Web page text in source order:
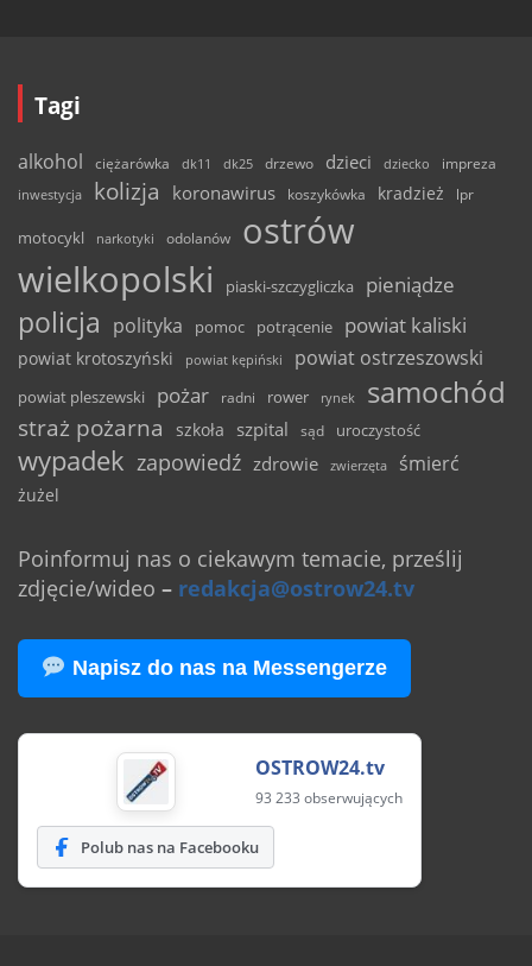
Tagi
alkohol ciężarówka dk11 dk25 drzewo dzieci dziecko
impreza
inwestycja
kolizja koronawirus koszykówka kradzież lpr
motocykl narkotyki odolanów
ostrów
wielkopolski
piaski-szczygliczka pieniądze
policja polityka pomoc potrącenie powiat kaliski
powiat krotoszyński powiat kępiński powiat ostrzeszowski
powiat pleszewski pożar radni rower rynek samochód
straż pożarna szkoła szpital sąd uroczystość
wypadek zapowiedź zdrowie zwierzęta śmierć
żużel
Poinformuj nas o ciekawym temacie, prześlij
zdjęcie/wideo – redakcja@ostrow24.tv
Napisz do nas na Messengerze
OSTROW24.tv
93 233 obserwujących
Polub nas na Facebooku